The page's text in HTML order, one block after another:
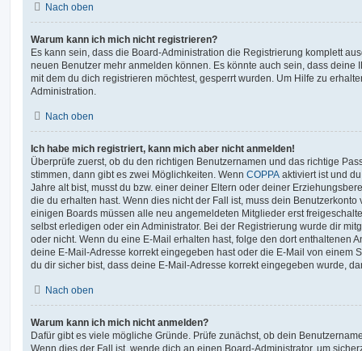
Nach oben
Warum kann ich mich nicht registrieren?
Es kann sein, dass die Board-Administration die Registrierung komplett
neuen Benutzer mehr anmelden können. Es könnte auch sein, dass deine
mit dem du dich registrieren möchtest, gesperrt wurden. Um Hilfe zu
Administration.
Nach oben
Ich habe mich registriert, kann mich aber nicht anmelden!
Überprüfe zuerst, ob du den richtigen Benutzernamen und das richtige
stimmen, dann gibt es zwei Möglichkeiten. Wenn COPPA aktiviert ist und
Jahre alt bist, musst du bzw. einer deiner Eltern oder deiner
die du erhalten hast. Wenn dies nicht der Fall ist, muss dein
einigen Boards müssen alle neu angemeldeten Mitglieder erst
selbst erledigen oder ein Administrator. Bei der Registrierung wurde dir
oder nicht. Wenn du eine E-Mail erhalten hast, folge den dort enthaltenen
deine E-Mail-Adresse korrekt eingegeben hast oder die E-Mail von einem
du dir sicher bist, dass deine E-Mail-Adresse korrekt eingegeben wurde,
Nach oben
Warum kann ich mich nicht anmelden?
Dafür gibt es viele mögliche Gründe. Prüfe zunächst, ob dein
Wenn dies der Fall ist, wende dich an einen Board-Administrator, um